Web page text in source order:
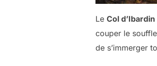
Le Col d’Ibardin
couper le
de s’immerger